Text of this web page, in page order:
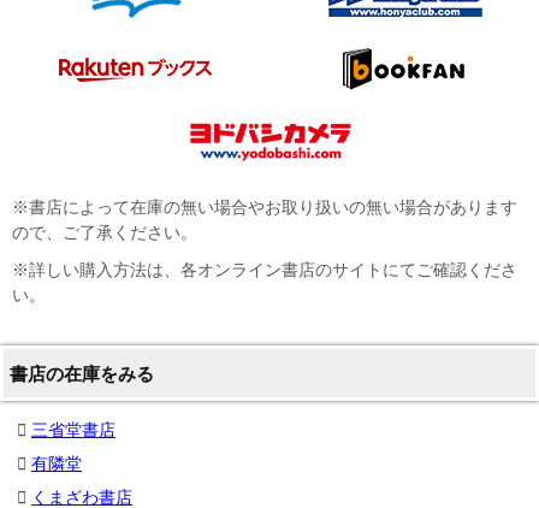
※書店によって在庫の無い場合やお取り扱いの無い場合があります
ので、ご了承ください。
※詳しい購入方法は、各オンライン書店のサイトにてご確認くださ
い。
書店の在庫をみる
三省堂書店
有隣堂
くまざわ書店